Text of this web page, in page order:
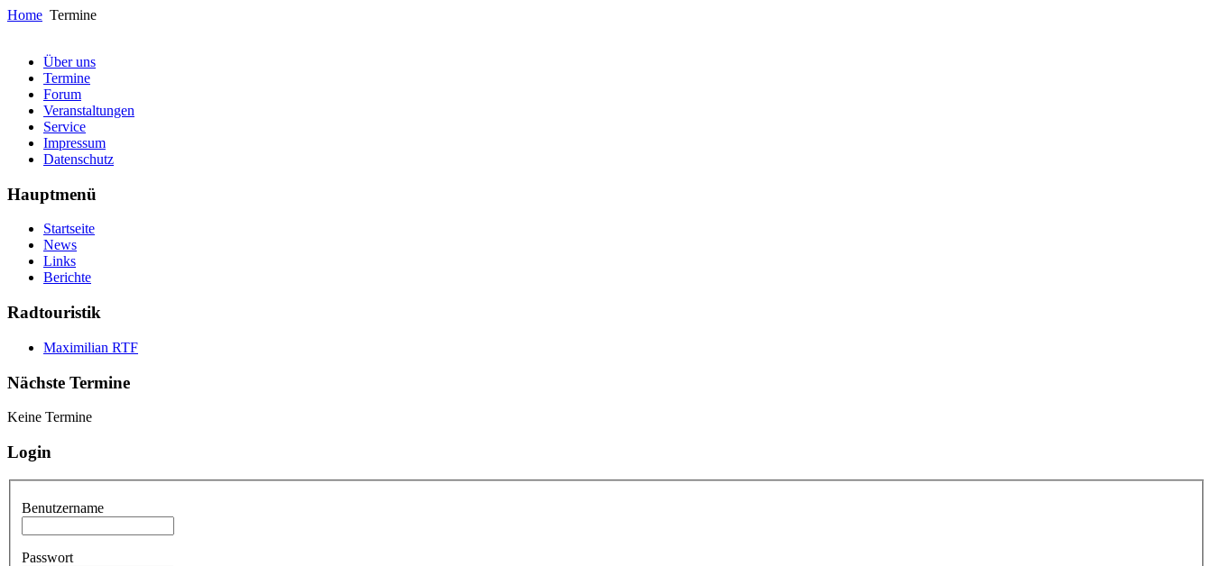
Home Termine
Über uns
Termine
Forum
Veranstaltungen
Service
Impressum
Datenschutz
Hauptmenü
Startseite
News
Links
Berichte
Radtouristik
Maximilian RTF
Nächste Termine
Keine Termine
Login
Benutzername
Passwort